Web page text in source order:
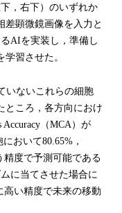
，右下）のいずれか
差顕微鏡画像を入力と
AIを実装し，準備し
習させた。
いないこれらの細胞
ところ，各方向におけ
Accuracy（MCA）が
おいて80.65%，
精度で予測可能である
に当てさせた場合に
高い精度で未来の移動